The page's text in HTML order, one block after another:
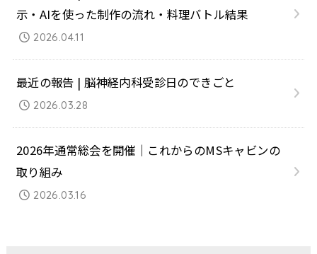
示・AIを使った制作の流れ・料理バトル結果
2026.04.11
最近の報告 | 脳神経内科受診日のできごと
2026.03.28
2026年通常総会を開催｜これからのMSキャビンの
取り組み
2026.03.16